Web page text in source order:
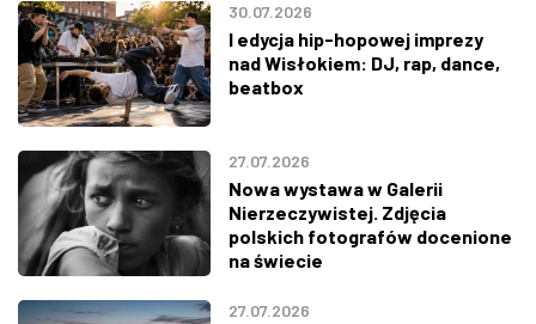
30.07.2026
I edycja hip-hopowej imprezy
nad Wisłokiem: DJ, rap, dance,
beatbox
27.07.2026
Nowa wystawa w Galerii
Nierzeczywistej. Zdjęcia
polskich fotografów docenione
na świecie
27.07.2026